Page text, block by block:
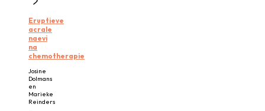
Eruptieve
acrale
naevi
na
chemotherapie
Josine
Dolmans
en
Marieke
Reinders